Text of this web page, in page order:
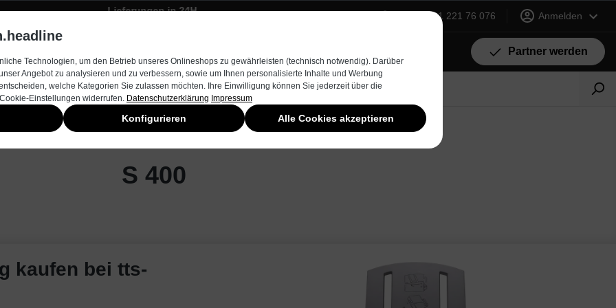
Lieferungen in 24H +49 (0) 231 221 76 076 Anmelden
Partner werden
S 400
kaufen bei tts-
Technologien, um den Betrieb unseres Onlineshops zu gewährleisten (technisch notwendig). Darüber
Angebot zu analysieren und zu verbessern, sowie um Ihnen personalisierte Inhalte und Werbung
welche Kategorien Sie zulassen möchten. Ihre Einwilligung können Sie jederzeit über die
Einstellungen widerrufen. Datenschutzerklärung Impressum
Konfigurieren Alle Cookies akzeptieren